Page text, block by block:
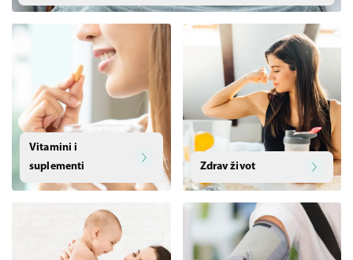
Vitamini i
suplementi
Zdrav život